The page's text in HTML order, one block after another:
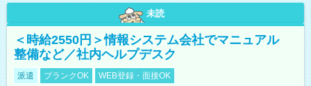
未読
＜時給2550円＞情報システム会社でマニュアル
整備など／社内ヘルプデスク
派遣 ブランクOK WEB登録・面接OK